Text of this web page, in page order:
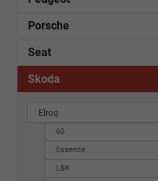
Porsche
Seat
Skoda
Elroq
60
Essence
L&K